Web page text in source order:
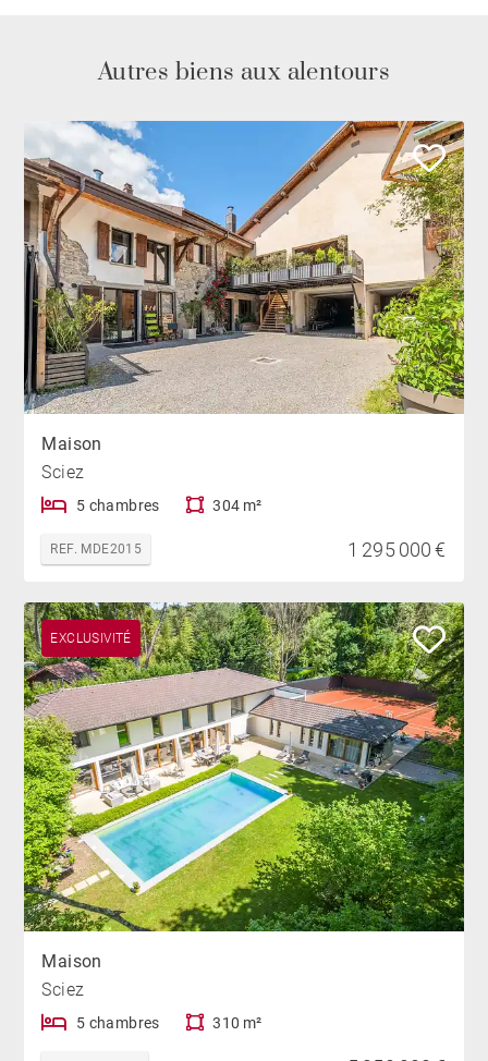
Autres biens aux alentours
Maison
Sciez
5 chambres 304 m²
REF. MDE2015 1 295 000 €
EXCLUSIVITÉ
Maison
Sciez
5 chambres 310 m²